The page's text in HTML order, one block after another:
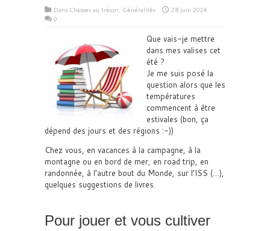
Dans Chasses au trésor, Généralités
28 juin 2024
0
Que vais-je mettre
dans mes valises cet
été ?
Je me suis posé la
question alors que les
températures
commencent à être
estivales (bon, ça
dépend des jours et des régions :-))
Chez vous, en vacances à la campagne, à la
montagne ou en bord de mer, en road trip, en
randonnée, à l’autre bout du Monde, sur l’ISS (…),
quelques suggestions de livres.
Pour jouer et vous cultiver